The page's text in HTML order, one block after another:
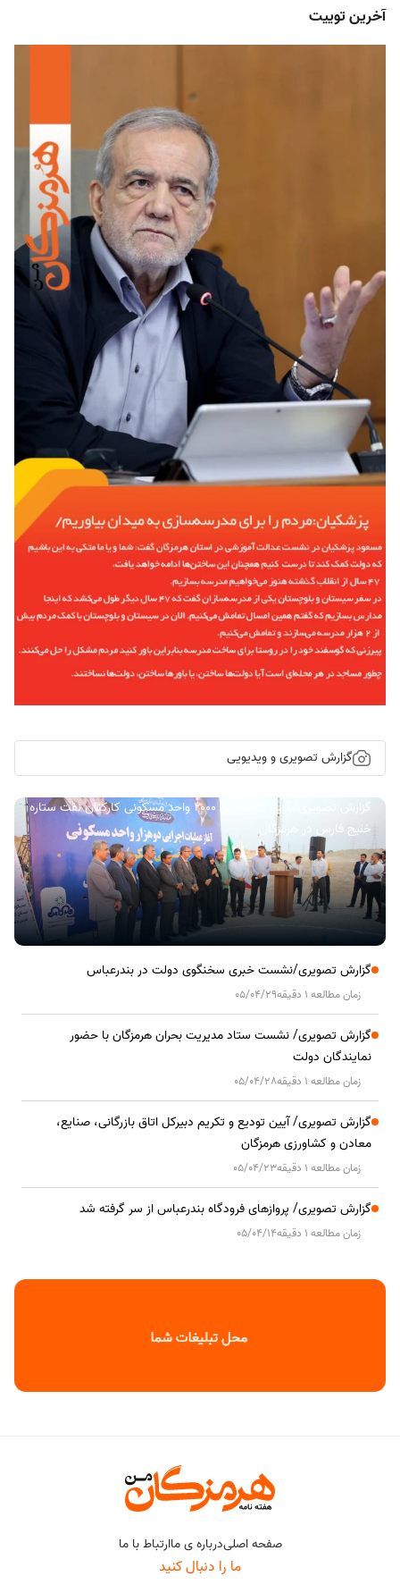
آخرین توییت
گزارش تصویری و ویدیویی
گزارش تصویری/ آیین کلنگ زنی ۲۰۰۰ واحد مسکونی کارکنان نفت ستاره
خلیج فارس در هرمزگان
گزارش تصویری/نشست خبری سخنگوی دولت در بندرعباس
زمان مطالعه 1 دقیقه 05/04/29
گزارش تصویری/ نشست ستاد مدیریت بحران هرمزگان با حضور
نمایندگان دولت
زمان مطالعه 1 دقیقه 05/04/28
گزارش تصویری/ آیین تودیع و تکریم دبیرکل اتاق بازرگانی، صنایع،
معادن و کشاورزی هرمزگان
زمان مطالعه 1 دقیقه 05/04/23
گزارش تصویری/ پروازهای فرودگاه بندرعباس از سر گرفته شد
زمان مطالعه 1 دقیقه 05/04/14
صفحه اصلیدرباره ی ماارتباط با ما
ما را دنبال کنید